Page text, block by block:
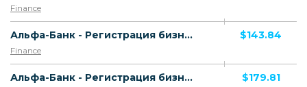
Finance
Альфа-Банк - Регистрация бизнеса и РКО - Открытие р/с - Открытие р/с ИП (21-80 шт.)
Finance
$143.84
Альфа-Банк - Регистрация бизнеса и РКО - Открытие р/с - Открытие р/с ИП (81 шт. и более) $179.81